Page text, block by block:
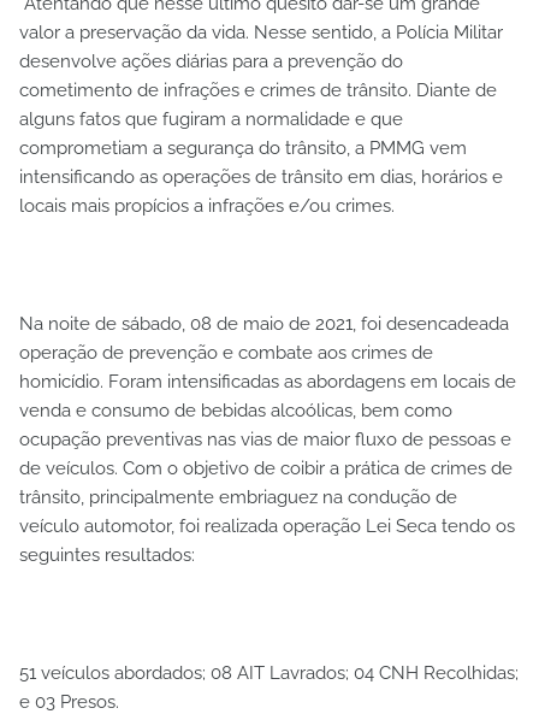
valor a preservação da vida. Nesse sentido, a Polícia Militar
desenvolve ações diárias para a prevenção do
cometimento de infrações e crimes de trânsito. Diante de
alguns fatos que fugiram a normalidade e que
comprometiam a segurança do trânsito, a PMMG vem
intensificando as operações de trânsito em dias, horários e
locais mais propícios a infrações e/ou crimes.
Na noite de sábado, 08 de maio de 2021, foi desencadeada
operação de prevenção e combate aos crimes de
homicídio. Foram intensificadas as abordagens em locais de
venda e consumo de bebidas alcoólicas, bem como
ocupação preventivas nas vias de maior fluxo de pessoas e
de veículos. Com o objetivo de coibir a prática de crimes de
trânsito, principalmente embriaguez na condução de
veículo automotor, foi realizada operação Lei Seca tendo os
seguintes resultados:
51 veículos abordados; 08 AIT Lavrados; 04 CNH Recolhidas;
e 03 Presos.